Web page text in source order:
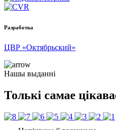
Разработка
ЦВР «Октябрьский»
Нашы выданні
Толькі самае